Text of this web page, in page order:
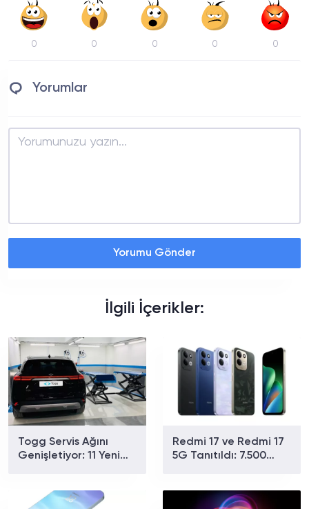
0 0 0 0 0
Yorumlar
Yorumu Gönder
İlgili İçerikler:
Togg Servis Ağını
Genişletiyor: 11 Yeni
Redmi 17 ve Redmi 17
5G Tanıtıldı: 7.500